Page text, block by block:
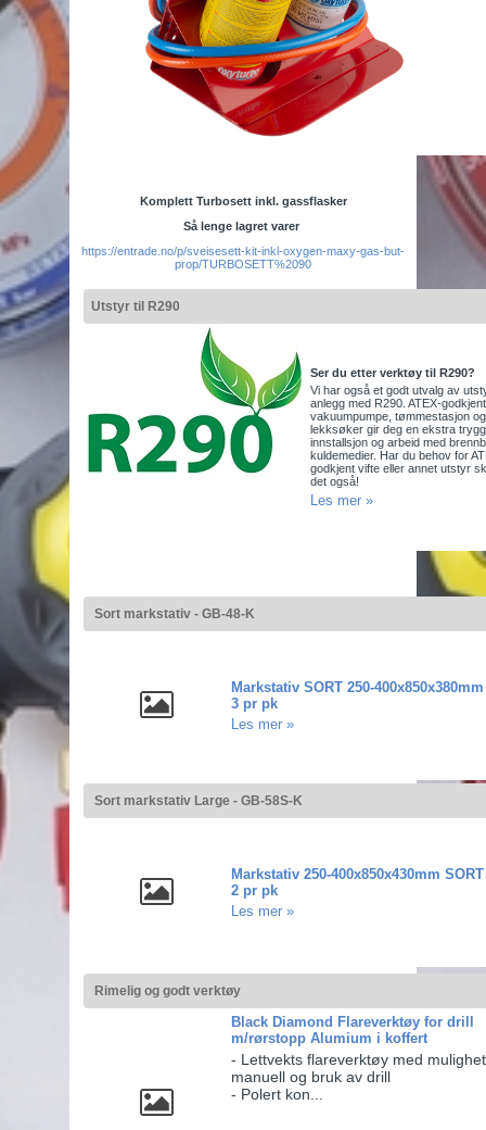
Komplett Turbosett inkl. gassflasker
Så lenge lagret varer
https://entrade.no/p/sveisesett-kit-inkl-oxygen-maxy-gas-but-
prop/TURBOSETT%2090
Utstyr til R290
Ser du etter verktøy til R290?
Vi har også et godt utvalg av
anlegg med R290. ATEX-godkjent
vakuumpumpe, tømmestasjon og
lekksøker gir deg en ekstra
innstallsjon og arbeid med
kuldemedier. Har du behov for
godkjent vifte eller annet utstyr
det også!
Les mer »
Sort markstativ - GB-48-K
Markstativ SORT 250-
3 pr pk
Les mer »
Sort markstativ Large - GB-58S-K
Markstativ 250-400x850x430mm
2 pr pk
Les mer »
Rimelig og godt verktøy
Black Diamond Flareverktøy for drill
m/rørstopp Alumium i koffert
- Lettvekts flareverktøy med
manuell og bruk av drill
- Polert kon...